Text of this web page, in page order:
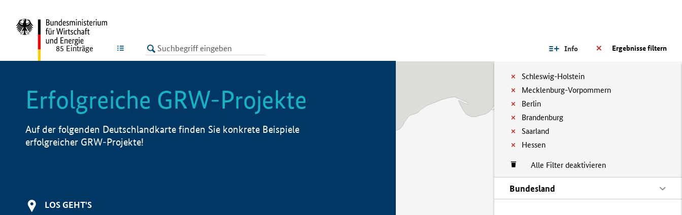
LISTE Ergebnisse filtern
Info
Schleswig-Holstein
Mecklenburg-Vorpommern
Berlin
Brandenburg
Saarland
Hessen
Alle Filter deaktivieren
Bundesland
85 Einträge
Erfolgreiche GRW-Projekte
Auf der folgenden Deutschlandkarte finden Sie konkrete Beispiele
erfolgreicher GRW-Projekte!
LOS GEHT'S